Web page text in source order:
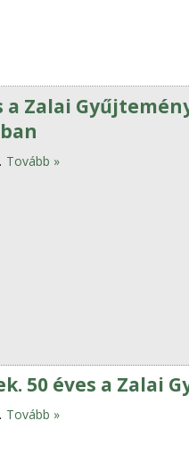
Zalai
Tovább »
50 éves a Zalai
Tovább »